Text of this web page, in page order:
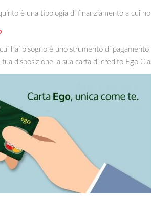
è una tipologia di finanziamento a cui
hai bisogno è uno strumento di
disposizione la sua carta di credito Ego